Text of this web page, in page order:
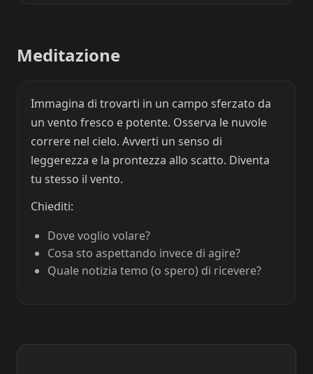
Meditazione
Immagina di trovarti in un campo sferzato da
un vento fresco e potente. Osserva le nuvole
correre nel cielo. Avverti un senso di
leggerezza e la prontezza allo scatto. Diventa
tu stesso il vento.
Chiediti:
Dove voglio volare?
Cosa sto aspettando invece di agire?
Quale notizia temo (o spero) di ricevere?